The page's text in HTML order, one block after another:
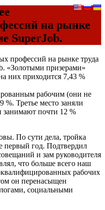
на рынке
SuperJob.
профессий на рынке труда
«Золотыми призерами»
них приходится 7,43 %
рабочим (они не
%. Третье место заняли
почти 12 %
По сути дела, тройка
первый год. Подтвердил
и зам руководителя
что больше всего наш
рабочих
он перенасыщен
социальными